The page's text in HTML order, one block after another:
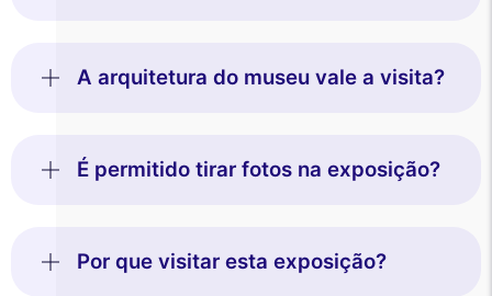
A arquitetura do museu vale a visita?
É permitido tirar fotos na exposição?
Por que visitar esta exposição?